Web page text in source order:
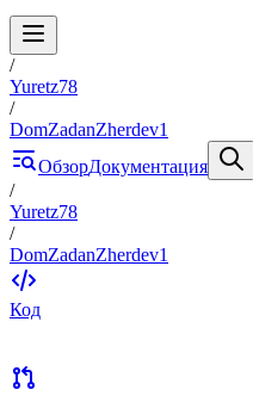
/
Yuretz78
/
DomZadanZherdev1
ОбзорДокументация
/
Yuretz78
/
DomZadanZherdev1
Код